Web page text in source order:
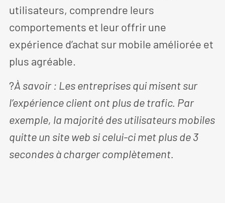
utilisateurs, comprendre leurs
comportements et leur offrir une
expérience d’achat sur mobile améliorée et
plus agréable.
?À savoir : Les entreprises qui misent sur
l’expérience client ont plus de trafic. Par
exemple, la majorité des utilisateurs mobiles
quitte un site web si celui-ci met plus de 3
secondes à charger complètement.